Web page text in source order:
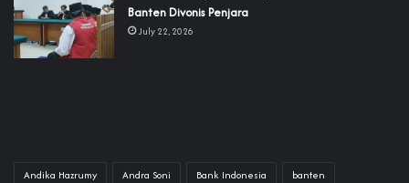
Banten Divonis Penjara
July 22, 2026
Andika Hazrumy Andra Soni Bank Indonesia banten